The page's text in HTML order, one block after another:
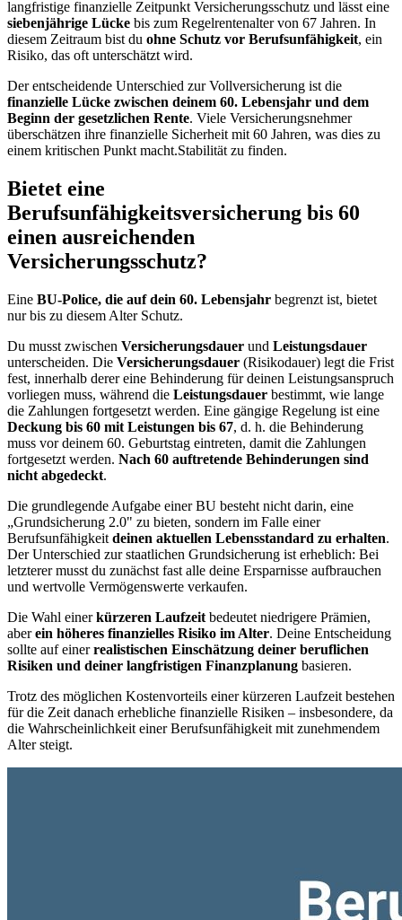
langfristige finanzielle Zeitpunkt Versicherungsschutz und lässt eine
siebenjährige Lücke bis zum Regelrentenalter von 67 Jahren. In
diesem Zeitraum bist du ohne Schutz vor Berufsunfähigkeit, ein
Risiko, das oft unterschätzt wird.
Der entscheidende Unterschied zur Vollversicherung ist die
finanzielle Lücke zwischen deinem 60. Lebensjahr und dem
Beginn der gesetzlichen Rente. Viele Versicherungsnehmer
überschätzen ihre finanzielle Sicherheit mit 60 Jahren, was dies zu
einem kritischen Punkt macht.Stabilität zu finden.
Bietet eine
Berufsunfähigkeitsversicherung bis 60
einen ausreichenden
Versicherungsschutz?
Eine BU-Police, die auf dein 60. Lebensjahr begrenzt ist, bietet
nur bis zu diesem Alter Schutz.
Du musst zwischen Versicherungsdauer und Leistungsdauer
unterscheiden. Die Versicherungsdauer (Risikodauer) legt die Frist
fest, innerhalb derer eine Behinderung für deinen Leistungsanspruch
vorliegen muss, während die Leistungsdauer bestimmt, wie lange
die Zahlungen fortgesetzt werden. Eine gängige Regelung ist eine
Deckung bis 60 mit Leistungen bis 67, d. h. die Behinderung
muss vor deinem 60. Geburtstag eintreten, damit die Zahlungen
fortgesetzt werden. Nach 60 auftretende Behinderungen sind
nicht abgedeckt.
Die grundlegende Aufgabe einer BU besteht nicht darin, eine
„Grundsicherung 2.0" zu bieten, sondern im Falle einer
Berufsunfähigkeit deinen aktuellen Lebensstandard zu erhalten.
Der Unterschied zur staatlichen Grundsicherung ist erheblich: Bei
letzterer musst du zunächst fast alle deine Ersparnisse aufbrauchen
und wertvolle Vermögenswerte verkaufen.
Die Wahl einerkürzeren Laufzeit bedeutet niedrigere Prämien,
aberein höheres finanzielles Risiko im Alter. Deine Entscheidung
sollte auf einerrealistischen Einschätzung deiner beruflichen
Risiken und deiner langfristigen Finanzplanung basieren.
Trotz des möglichen Kostenvorteils einer kürzeren Laufzeit bestehen
für die Zeit danach erhebliche finanzielle Risiken – insbesondere, da
die Wahrscheinlichkeit einer Berufsunfähigkeit mit zunehmendem
Alter steigt.